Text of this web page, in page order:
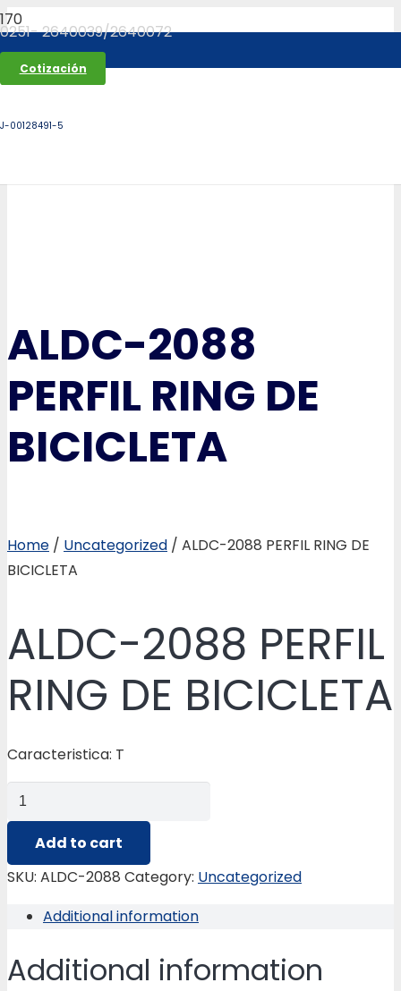
0251- 2640039/2640072
Cotización
J-00128491-5
ALDC-2088
PERFIL RING DE
BICICLETA
Home / Uncategorized / ALDC-2088 PERFIL RING DE
BICICLETA
ALDC-2088 PERFIL
RING DE BICICLETA
Caracteristica: T
ALDC-
2088
PERFIL
RING
BICICLETA
Add to cart
SKU: ALDC-2088 Category: Uncategorized
Additional information
Additional information